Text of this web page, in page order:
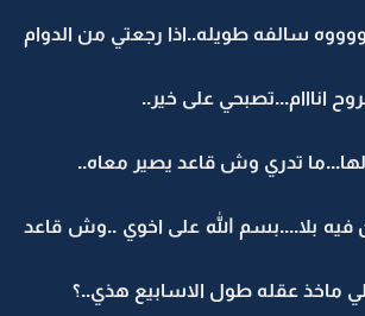
سالفه طويله..اذا رجعتي من الدوام
انااام...تصبحي على خير..
تدري وش قاعد يصير معاه..
فيه بلا....بسم الله على اخوي ..وش قاعد
ماخذ عقله طول الاسابيع هذي..؟